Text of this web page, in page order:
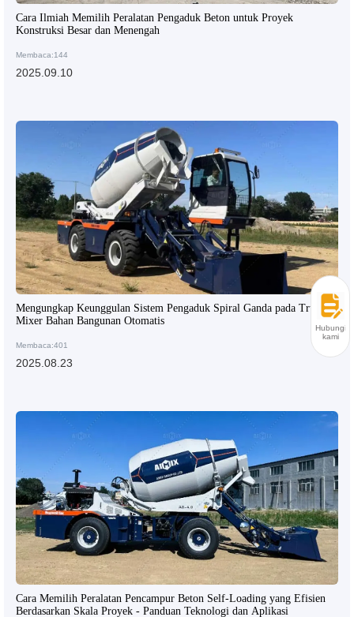
Cara Ilmiah Memilih Peralatan Pengaduk Beton untuk Proyek
Konstruksi Besar dan Menengah
Membaca:144
2025.09.10
Mengungkap Keunggulan Sistem Pengaduk Spiral Ganda pada Truk
Mixer Bahan Bangunan Otomatis
Membaca:401
2025.08.23
Cara Memilih Peralatan Pencampur Beton Self-Loading yang Efisien
Berdasarkan Skala Proyek - Panduan Teknologi dan Aplikasi
Hubungi
kami